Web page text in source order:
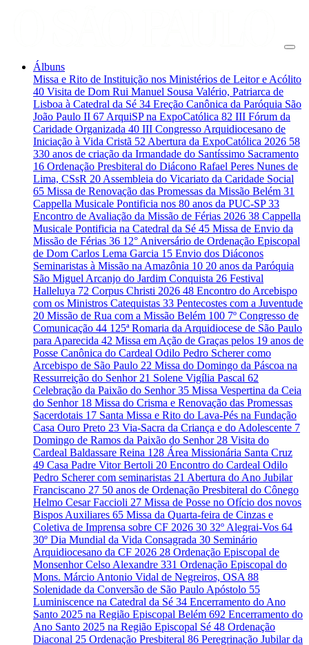
Álbuns
Missa e Rito de Instituição nos Ministérios de Leitor e Acólito
40 Visita de Dom Rui Manuel Sousa Valério, Patriarca de
Lisboa à Catedral da Sé 34 Ereção Canônica da Paróquia São
João Paulo II 67 ArquiSP na ExpoCatólica 82 III Fórum da
Caridade Organizada 40 III Congresso Arquidiocesano de
Iniciação à Vida Cristã 52 Abertura da ExpoCatólica 2026 58
330 anos de criação da Irmandade do Santíssimo Sacramento
16 Ordenação Presbiteral do Diácono Rafael Peres Nunes de
Lima, CSsR 20 Assembleia do Vicariato da Caridade Social
65 Missa de Renovação das Promessas da Missão Belém 31
Cappella Musicale Pontificia nos 80 anos da PUC-SP33
Encontro de Avaliação da Missão de Férias 2026 38 Cappella
Musicale Pontificia na Catedral da Sé 45 Missa de Envio da
Missão de Férias 36 12° Aniversário de Ordenação Episcopal
de Dom Carlos Lema Garcia 15 Envio dos Diáconos
Seminaristas à Missão na Amazônia 10 20 anos da Paróquia
São Miguel Arcanjo do Jardim Conquista 26 Festival
Halleluya 72 Corpus Christi 2026 48 Encontro do Arcebispo
com os Ministros Catequistas 33 Pentecostes com a Juventude
20 Missão de Rua com a Missão Belém 100 7º Congresso de
Comunicação 44 125ª Romaria da Arquidiocese de São Paulo
para Aparecida 42 Missa em Ação de Graças pelos 19 anos de
Posse Canônica do Cardeal Odilo Pedro Scherer como
Arcebispo de São Paulo 22 Missa do Domingo da Páscoa na
Ressurreição do Senhor 21 Solene Vigília Pascal 62
Celebração da Paixão do Senhor35 Missa Vespertina da Ceia
do Senhor 18 Missa do Crisma e Renovação das Promessas
Sacerdotais 17 Santa Missa e Rito do Lava-Pés na Fundação
Casa Ouro Preto 23 Via-Sacra da Criança e do Adolescente 7
Domingo de Ramos da Paixão do Senhor 28 Visita do
Cardeal Baldassare Reina 128 Área Missionária Santa Cruz
49 Casa Padre Vitor Bertoli 20 Encontro do Cardeal Odilo
Pedro Scherer com seminaristas 21 Abertura do Ano Jubilar
Franciscano 27 50 anos de Ordenação Presbiteral do Cônego
Helmo Cesar Faccioli 27 Missa de Posse no Ofício dos novos
Bispos Auxiliares 65 Missa da Quarta-feira de Cinzas e
Coletiva de Imprensa sobre CF 2026 30 32º Alegrai-Vos 64
30º Dia Mundial da Vida Consagrada 30 Seminário
Arquidiocesano da CF 2026 28 Ordenação Episcopal de
Monsenhor Celso Alexandre 331 Ordenação Episcopal do
Mons. Márcio Antonio Vidal de Negreiros, OSA 88
Solenidade da Conversão de São Paulo Apóstolo 55
Luminiscence na Catedral da Sé 34 Encerramento do Ano
Santo 2025 na Região Episcopal Belém 692 Encerramento do
Ano Santo 2025 na Região Episcopal Sé 48 Ordenação
Diaconal 25 Ordenação Presbiteral 86 Peregrinação Jubilar da